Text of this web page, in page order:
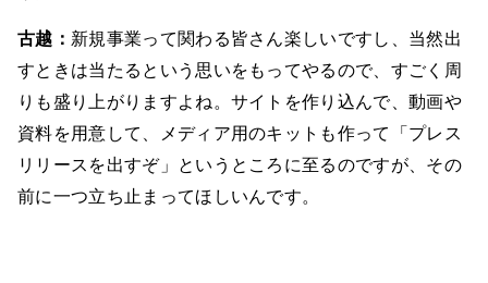
古越： 新規事業って関わる皆さん楽しいですし、当然出
すときは当たるという思いをもってやるので、すごく周
りも盛り上がりますよね。サイトを作り込んで、動画や
資料を用意して、メディア用のキットも作って「プレス
リリースを出すぞ」というところに至るのですが、その
前に一つ立ち止まってほしいんです。